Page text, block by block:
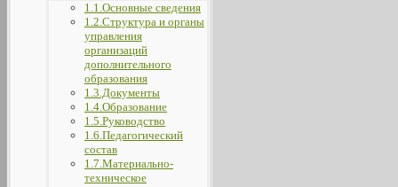
1.1.Основные сведения
1.2.Структура и органы
управления
организаций
дополнительного
образования
1.3.Документы
1.4.Образование
1.5.Руководство
1.6.Педагогический
состав
1.7.Материально-
техническое